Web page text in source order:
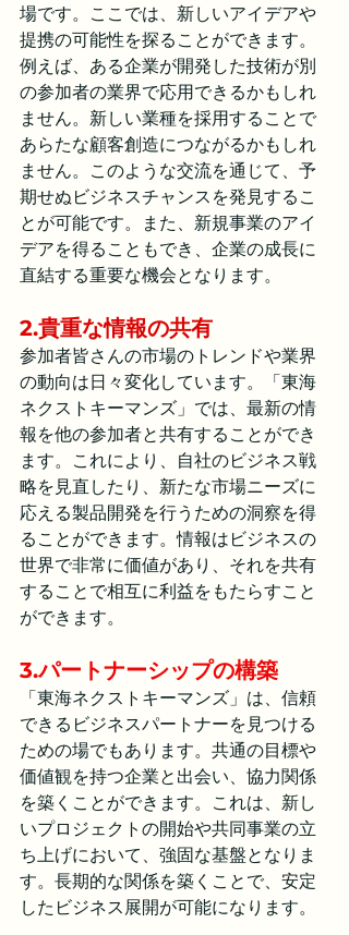
場です。ここでは、新しいアイデアや
提携の可能性を探ることができます。
例えば、ある企業が開発した技術が別
の参加者の業界で応用できるかもしれ
ません。新しい業種を採用することで
あらたな顧客創造につながるかもしれ
ません。このような交流を通じて、予
期せぬビジネスチャンスを発見するこ
とが可能です。また、新規事業のアイ
デアを得ることもでき、企業の成長に
直結する重要な機会となります。
2.貴重な情報の共有
参加者皆さんの市場のトレンドや業界
の動向は日々変化しています。「東海
ネクストキーマンズ」では、最新の情
報を他の参加者と共有することができ
ます。これにより、自社のビジネス戦
略を見直したり、新たな市場ニーズに
応える製品開発を行うための洞察を得
ることができます。情報はビジネスの
世界で非常に価値があり、それを共有
することで相互に利益をもたらすこと
ができます。
3.パートナーシップの構築
「東海ネクストキーマンズ」は、信頼
できるビジネスパートナーを見つける
ための場でもあります。共通の目標や
価値観を持つ企業と出会い、協力関係
を築くことができます。これは、新し
いプロジェクトの開始や共同事業の立
ち上げにおいて、強固な基盤となりま
す。長期的な関係を築くことで、安定
したビジネス展開が可能になります。